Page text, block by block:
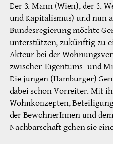
Der 3. Mann (Wien), der 3.
und Kapitalismus) und nun
Bundesregierung möchte
unterstützen, zukünftig zu
Akteur bei der
zwischen Eigentums- und
Die jungen (Hamburger)
dabei schon Vorreiter. Mit
Wohnkonzepten,
der BewohnerInnen und
Nachbarschaft gehen sie